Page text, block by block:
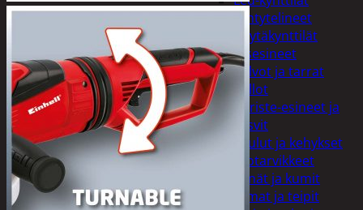
Lyhtytelineet
Pöytäkynttilät
Sisustusesineet
Kalvot ja tarrat
Kellot
Koriste-esineet ja
kasvit
Taulut ja kehykset
Toimistotarvikkeet
Kynät ja kumit
Liimat ja teipit